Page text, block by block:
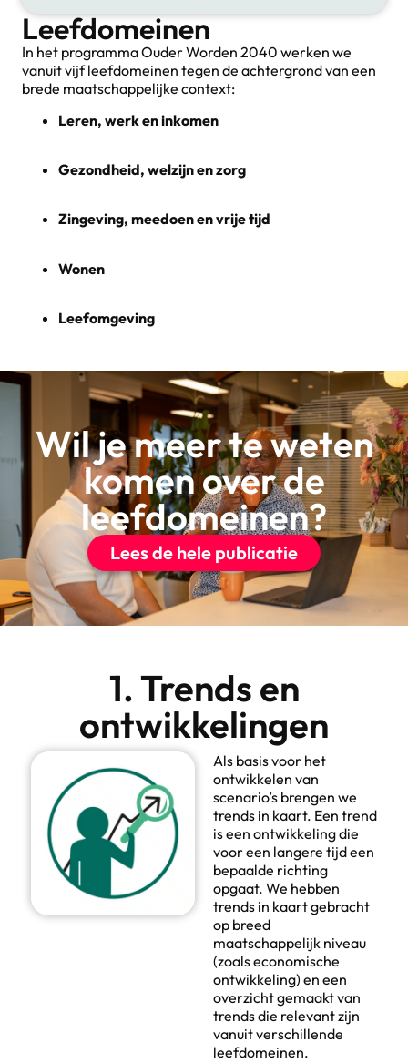
Leefdomeinen
In het programma Ouder Worden 2040 werken we
vanuit vijf leefdomeinen tegen de achtergrond van een
brede maatschappelijke context:
Leren, werk en inkomen
Gezondheid, welzijn en zorg
Zingeving, meedoen en vrije tijd
Wonen
Leefomgeving
Wil je meer te weten
komen over de
leefdomeinen?
Lees de hele publicatie
1. Trends en
ontwikkelingen
Als basis voor het
ontwikkelen van
scenario’s brengen we
trends in kaart. Een trend
is een ontwikkeling die
voor een langere tijd een
bepaalde richting
opgaat. We hebben
trends in kaart gebracht
op breed
maatschappelijk niveau
(zoals economische
ontwikkeling) en een
overzicht gemaakt van
trends die relevant zijn
vanuit verschillende
leefdomeinen.